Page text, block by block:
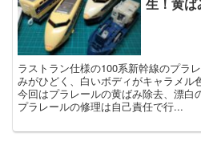
生！黄
ラストラン仕様の100系新幹線のプラ
みがひどく、白いボディがキャラメル
今回はプラレールの黄ばみ除去、漂白
プラレールの修理は自己責任で行...